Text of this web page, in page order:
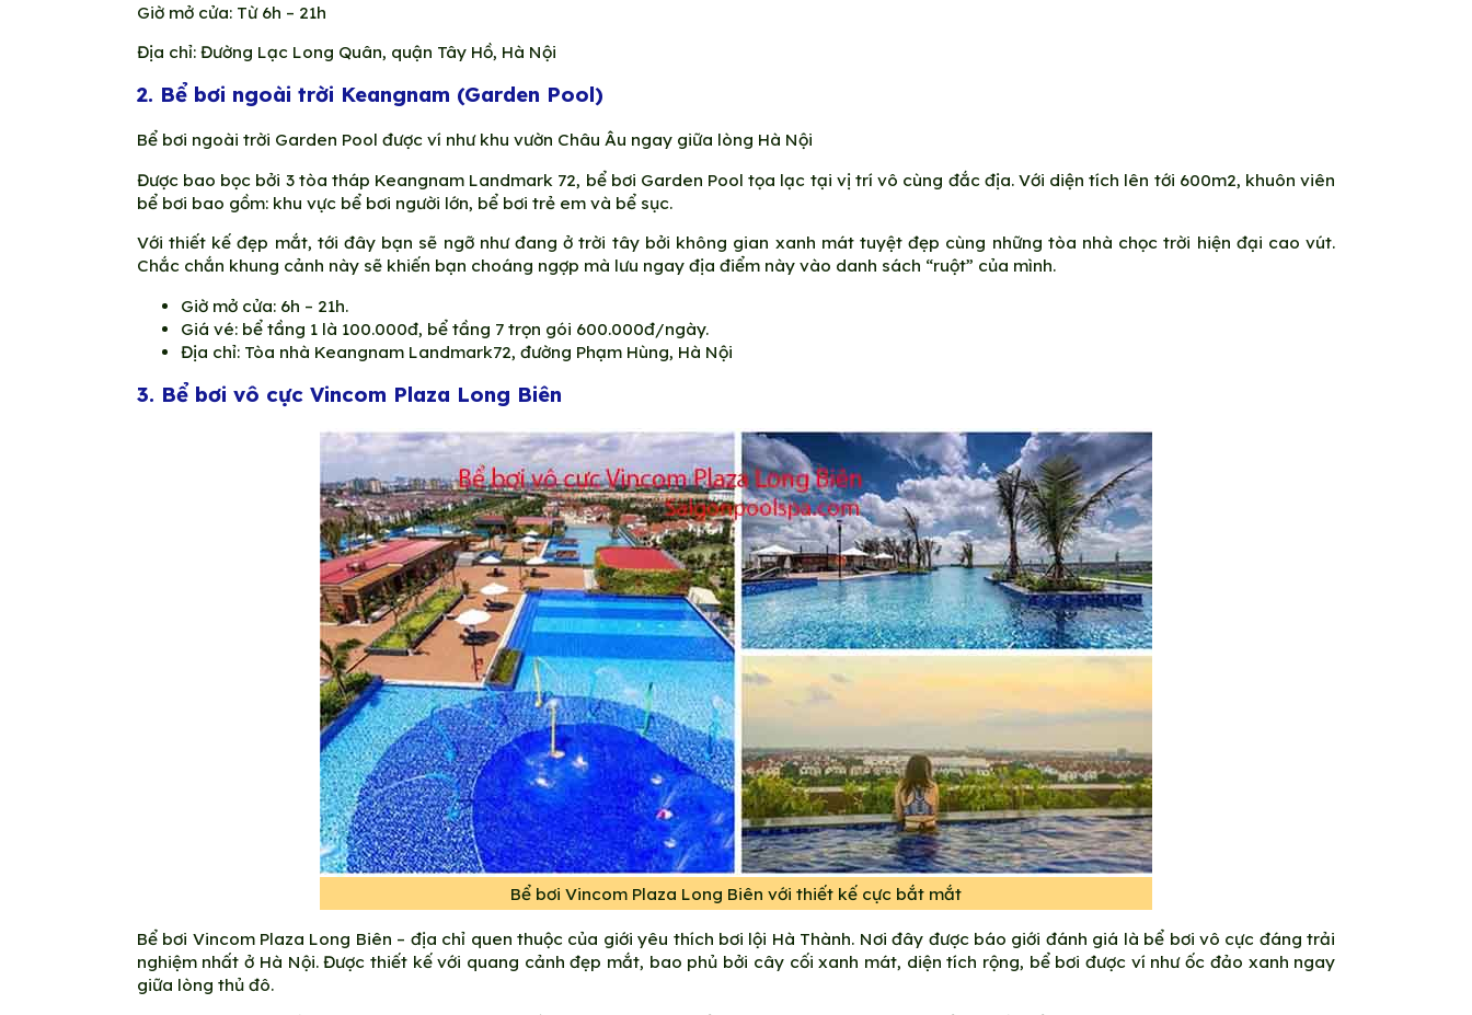
Giờ mở cửa: Từ 6h – 21h
Địa chỉ: Đường Lạc Long Quân, quận Tây Hồ, Hà Nội
2. Bể bơi ngoài trời Keangnam (Garden Pool)
Bể bơi ngoài trời Garden Pool được ví như khu vườn Châu Âu ngay giữa lòng Hà Nội
Được bao bọc bởi 3 tòa tháp Keangnam Landmark 72, bể bơi Garden Pool tọa lạc tại vị trí vô cùng đắc địa. Với diện tích lên tới 600m2, khuôn viên
bể bơi bao gồm: khu vực bể bơi người lớn, bể bơi trẻ em và bể sục.
Với thiết kế đẹp mắt, tới đây bạn sẽ ngỡ như đang ở trời tây bởi không gian xanh mát tuyệt đẹp cùng những tòa nhà chọc trời hiện đại cao vút.
Chắc chắn khung cảnh này sẽ khiến bạn choáng ngợp mà lưu ngay địa điểm này vào danh sách “ruột” của mình.
Giờ mở cửa: 6h – 21h.
Giá vé: bể tầng 1 là 100.000đ, bể tầng 7 trọn gói 600.000đ/ngày.
Địa chỉ: Tòa nhà Keangnam Landmark72, đường Phạm Hùng, Hà Nội
3. Bể bơi vô cực Vincom Plaza Long Biên
Bể bơi Vincom Plaza Long Biên với thiết kế cực bắt mắt
Bể bơi Vincom Plaza Long Biên – địa chỉ quen thuộc của giới yêu thích bơi lội Hà Thành. Nơi đây được báo giới đánh giá là bể bơi vô cực đáng trải
nghiệm nhất ở Hà Nội. Được thiết kế với quang cảnh đẹp mắt, bao phủ bởi cây cối xanh mát, diện tích rộng, bể bơi được ví như ốc đảo xanh ngay
giữa lòng thủ đô.